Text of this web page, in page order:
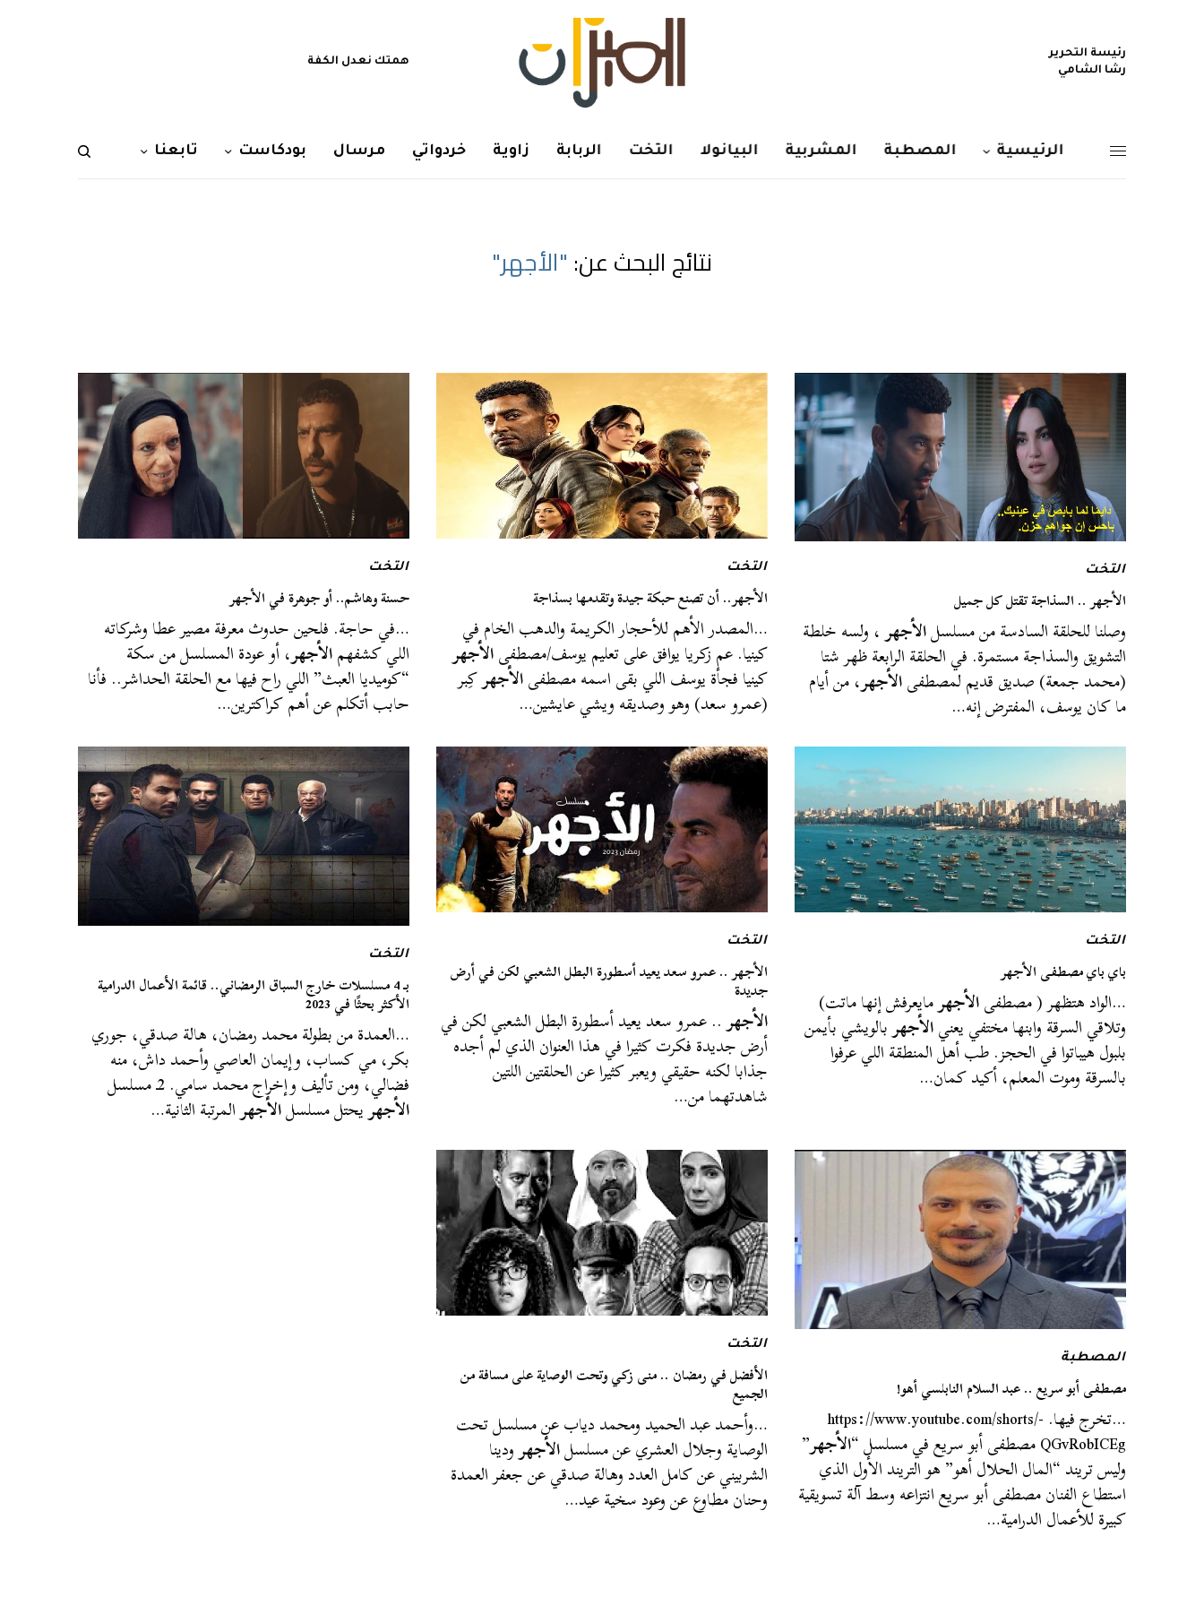
رئيسة التحرير
رشا الشامي
همتك نعدل الكفة
الرئيسية المصطبة المشربية البيانولا التخت الربابة زاوية خردواتي مرسال بودكاست تابعنا
نتائج البحث عن: "الأجهر"
التخت
الأجهر .. السذاجة تقتل كل جميل
وصلنا للحلقة السادسة من مسلسلالأجهر، ولسه خلطة
التشويق والسذاجة مستمرة. في الحلقة الرابعة ظهر شتا
(محمد جمعة) صديق قديم لمصطفىالأجهر، من أيام
ما كان يوسف، المفترض إنه…
التخت
الأجهر.. أن تصنع حبكة جيدة وتقدمها بسذاجة
…المصدر الأهم للأحجار الكريمة والدهب الخام في
كينيا. عم زكريا يوافق على تعليم يوسف/مصطفىالأجهر
كينيا فجأة يوسف اللي بقى اسمه مصطفىالأجهركِبر
(عمرو سعد) وهو وصديقه ويشي عايشين…
التخت
حسنة وهاشم.. أو جوهرة في الأجهر
…في حاجة. فلحين حدوث معرفة مصير عطا وشركاته
اللي كشفهمالأجهر، أو عودة المسلسل من سكة
“كوميديا العبث” اللي راح فيها مع الحلقة الحداشر.. فأنا
حابب أتكلم عن أهم كراكترين…
التخت
باي باي مصطفى الأجهر
…الواد هتظهر ( مصطفىالأجهرمايعرفش إنها ماتت)
وتلاقي السرقة وابنها مختفي يعنيالأجهربالويشي بأيمن
بلبول هيباتوا في الحجز. طب أهل المنطقة اللي عرفوا
بالسرقة وموت المعلم، أكيد كمان…
التخت
الأجهر .. عمرو سعد يعيد أسطورة البطل الشعبي لكن في أرض
جديدة
الأجهر.. عمرو سعد يعيد أسطورة البطل الشعبي لكن في
أرض جديدة فكرت كثيرا في هذا العنوان الذي لم أجده
جذابا لكنه حقيقي ويعبر كثيرا عن الحلقتين اللتين
شاهدتهما من…
التخت
بـ 4 مسلسلات خارج السباق الرمضاني.. قائمة الأعمال الدرامية
الأكثر بحثًا في 2023
…العمدة من بطولة محمد رمضان، هالة صدقي، جوري
بكر، مي كساب، وإيمان العاصي وأحمد داش، منه
فضالي، ومن تأليف وإخراج محمد سامي. 2ـ مسلسل
الأجهريحتل مسلسلالأجهرالمرتبة الثانية…
المصطبة
مصطفى أبو سريع .. عبد السلام النابلسي أهو!
…تخرج فيها. https://www.youtube.com/shorts/-
QGvRobICEg مصطفى أبو سريع في مسلسل “ الأجهر”
وليس تريند “المال الحلال أهو” هو التريند الأول الذي
استطاع الفنان مصطفى أبو سريع انتزاعه وسط آلة تسويقية
كبيرة للأعمال الدرامية…
التخت
الأفضل في رمضان .. منى زكي وتحت الوصاية على مسافة من
الجميع
…وأحمد عبد الحميد ومحمد دياب عن مسلسل تحت
الوصاية وجلال العشري عن مسلسلالأجهرودينا
الشربيني عن كامل العدد وهالة صدقي عن جعفر العمدة
وحنان مطاوع عن وعود سخية عيد…